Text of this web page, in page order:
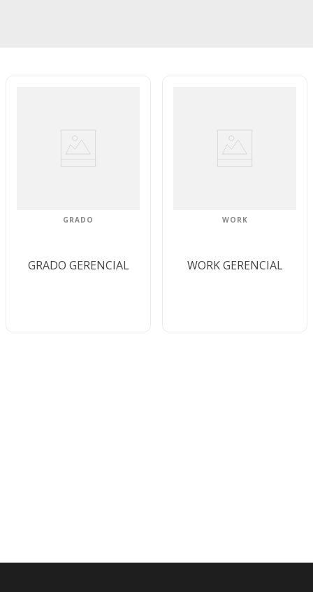
GRADO
GRADO GERENCIAL
WORK
WORK GERENCIAL